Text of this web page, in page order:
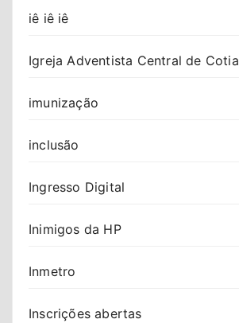
iê iê iê
Igreja Adventista Central de Cotia
imunização
inclusão
Ingresso Digital
Inimigos da HP
Inmetro
Inscrições abertas